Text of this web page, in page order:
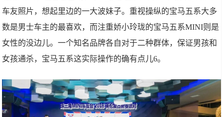
车友照片，想起里边的一大波妹子。重视操纵的宝马五系大多
数是男士车主的最喜欢，而注重娇小玲珑的宝马五系MINI则是
女性的没边儿。一个知名品牌各自对于二种群体，保证男孩和
女孩通杀，宝马五系这实际操作的确有点儿6。